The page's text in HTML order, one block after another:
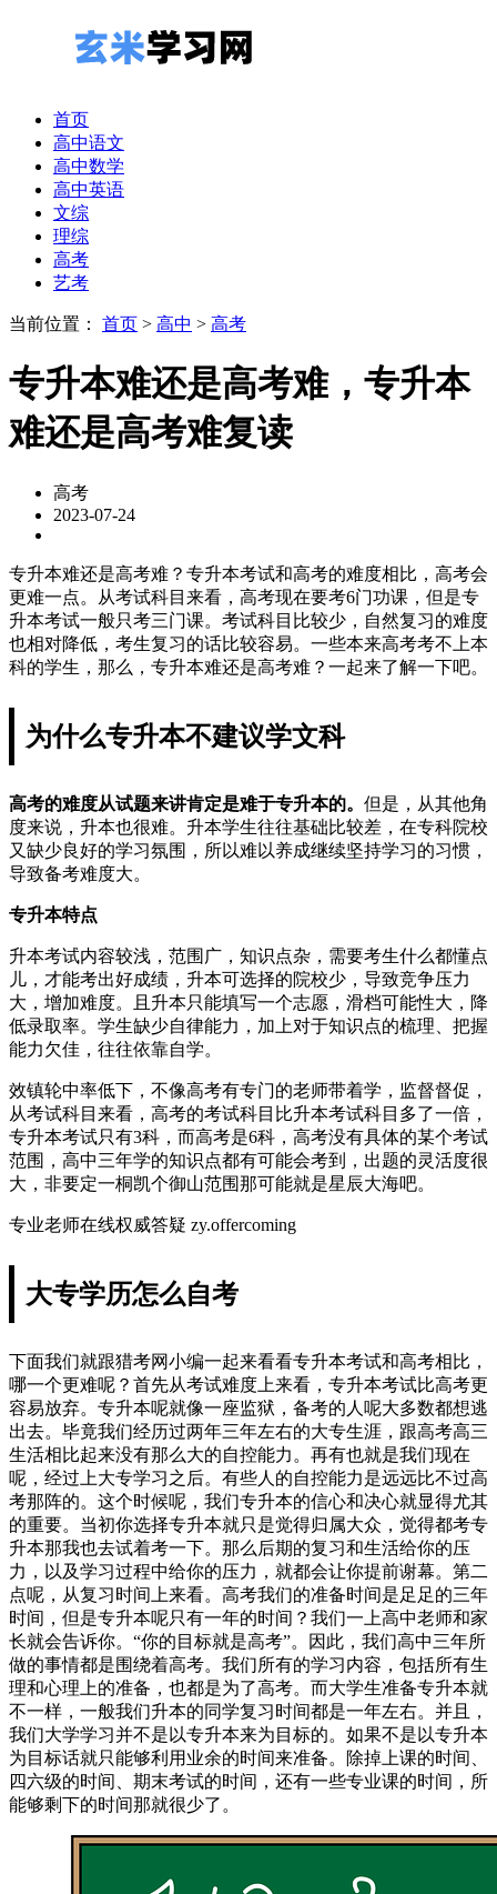
首页
高中语文
高中数学
高中英语
文综
理综
高考
艺考
当前位置： 首页 > 高中 > 高考
专升本难还是高考难，专升本
难还是高考难复读
高考
2023-07-24
专升本难还是高考难？专升本考试和高考的难度相比，高考会
更难一点。从考试科目来看，高考现在要考6门功课，但是专
升本考试一般只考三门课。考试科目比较少，自然复习的难度
也相对降低，考生复习的话比较容易。一些本来高考考不上本
科的学生，那么，专升本难还是高考难？一起来了解一下吧。
为什么专升本不建议学文科
高考的难度从试题来讲肯定是难于专升本的。 但是，从其他角
度来说，升本也很难。升本学生往往基础比较差，在专科院校
又缺少良好的学习氛围，所以难以养成继续坚持学习的习惯，
导致备考难度大。
专升本特点
升本考试内容较浅，范围广，知识点杂，需要考生什么都懂点
儿，才能考出好成绩，升本可选择的院校少，导致竞争压力
大，增加难度。且升本只能填写一个志愿，滑档可能性大，降
低录取率。学生缺少自律能力，加上对于知识点的梳理、把握
能力欠佳，往往依靠自学。
效镇轮中率低下，不像高考有专门的老师带着学，监督督促，
从考试科目来看，高考的考试科目比升本考试科目多了一倍，
专升本考试只有3科，而高考是6科，高考没有具体的某个考试
范围，高中三年学的知识点都有可能会考到，出题的灵活度很
大，非要定一桐凯个御山范围那可能就是星辰大海吧。
专业老师在线权威答疑 zy.offercoming
大专学历怎么自考
下面我们就跟猎考网小编一起来看看专升本考试和高考相比，
哪一个更难呢？首先从考试难度上来看，专升本考试比高考更
容易放弃。专升本呢就像一座监狱，备考的人呢大多数都想逃
出去。毕竟我们经历过两年三年左右的大专生涯，跟高考高三
生活相比起来没有那么大的自控能力。再有也就是我们现在
呢，经过上大专学习之后。有些人的自控能力是远远比不过高
考那阵的。这个时候呢，我们专升本的信心和决心就显得尤其
的重要。当初你选择专升本就只是觉得归属大众，觉得都考专
升本那我也去试着考一下。那么后期的复习和生活给你的压
力，以及学习过程中给你的压力，就都会让你提前谢幕。第二
点呢，从复习时间上来看。高考我们的准备时间是足足的三年
时间，但是专升本呢只有一年的时间？我们一上高中老师和家
长就会告诉你。“你的目标就是高考”。因此，我们高中三年所
做的事情都是围绕着高考。我们所有的学习内容，包括所有生
理和心理上的准备，也都是为了高考。而大学生准备专升本就
不一样，一般我们升本的同学复习时间都是一年左右。并且，
我们大学学习并不是以专升本来为目标的。如果不是以专升本
为目标话就只能够利用业余的时间来准备。除掉上课的时间、
四六级的时间、期末考试的时间，还有一些专业课的时间，所
能够剩下的时间那就很少了。